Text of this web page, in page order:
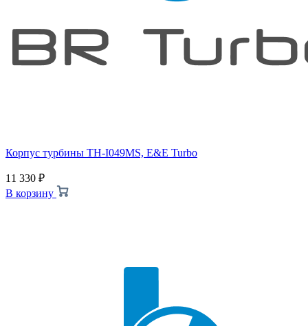
Корпус турбины TH-I049MS, E&E Turbo
11 330 ₽
В корзину